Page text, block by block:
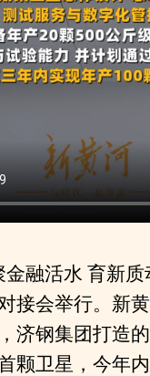
金融活水 育新质
接会举行。新
济钢集团打造
颗卫星，今年